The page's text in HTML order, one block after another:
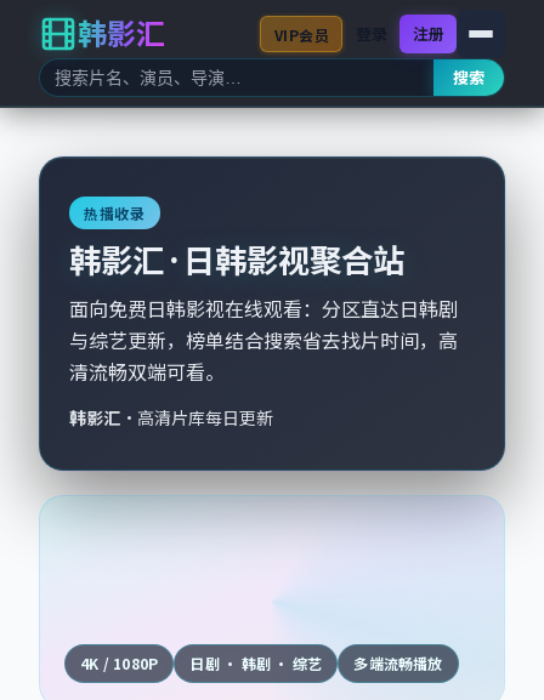
韩影汇
搜索
VIP会员 注册
热播收录
韩影汇 · 日韩影视聚合站
面向免费日韩影视在线观看：分区直达日韩剧
与综艺更新，榜单结合搜索省去找片时间，高
清流畅双端可看。
韩影汇 · 高清片库每日更新
4K / 1080P 日剧 · 韩剧 · 综艺 多端流畅播放